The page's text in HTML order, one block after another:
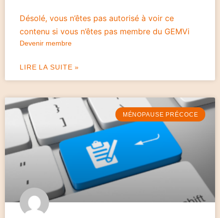
Désolé, vous n’êtes pas autorisé à voir ce
contenu si vous n’êtes pas membre du GEMVi
Devenir membre
LIRE LA SUITE »
MÉNOPAUSE PRÉCOCE